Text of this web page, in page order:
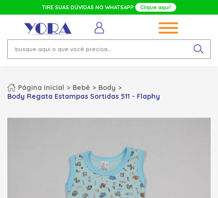
TIRE SUAS DÚVIDAS NO WHATSAPP Clique aqui!
Página inicial Bebê
Body
Body Regata Estampas Sortidas 511 - Flaphy